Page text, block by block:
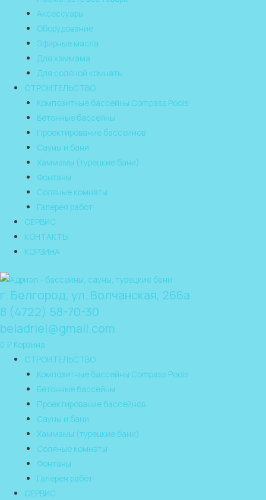
Аксессуары
Оборудование
Эфирные масла
Для хаммама
Для соляной комнаты
СТРОИТЕЛЬСТВО
Композитные бассейны Compass Pools
Бетонные бассейны
Проектирование бассейнов
Сауны и бани
Хаммамы (турецкие бани)
Фонтаны
Соляные комнаты
Галерея работ
СЕРВИС
КОНТАКТЫ
КОРЗИНА
г. Белгород, ул. Волчанская, 266а
8 (4722) 58-70-30
beladriel@gmail.com
0 ₽ Корзина
СТРОИТЕЛЬСТВО
Композитные бассейны Compass Pools
Бетонные бассейны
Проектирование бассейнов
Сауны и бани
Хаммамы (турецкие бани)
Соляные комнаты
Фонтаны
Галерея работ
СЕРВИС